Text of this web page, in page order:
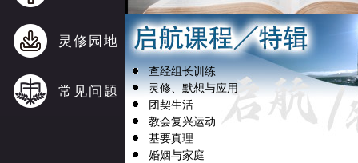
灵修园地
常见问题
查经组长训练
灵修、默想与应用
团契生活
教会复兴运动
基要真理
婚姻与家庭